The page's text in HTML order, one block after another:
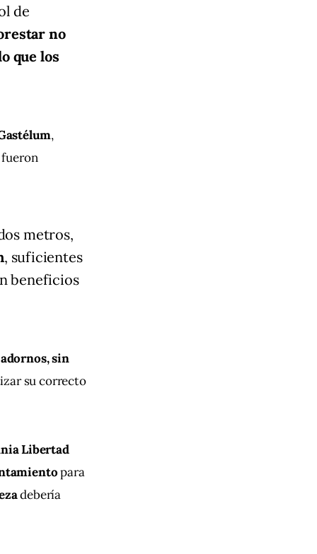
de
no
que los
,
fueron
metros,
, suficientes
beneficios
sin
su correcto
Libertad
para
debería